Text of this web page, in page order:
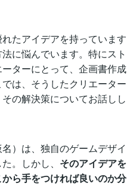
たアイデアを持っています
に悩んでいます。特にスト
ターにとって、企画書作成
は、そうしたクリエーター
の解決策についてお話しし
）は、独自のゲームデザイ
。しかし、 そのアイデアを
ら手をつければ良いのか分